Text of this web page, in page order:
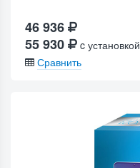
46 936
55 930
c установкой
Сравнить